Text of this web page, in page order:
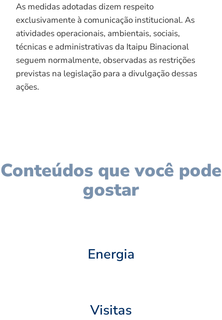
As medidas adotadas dizem respeito
exclusivamente à comunicação institucional. As
atividades operacionais, ambientais, sociais,
técnicas e administrativas da Itaipu Binacional
seguem normalmente, observadas as restrições
previstas na legislação para a divulgação dessas
ações.
Conteúdos que você pode
gostar
Energia
Visitas